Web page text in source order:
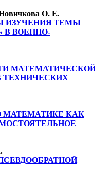
О. Е.
ИЗУЧЕНИЯ ТЕМЫ
В ВОЕННО-
МАТЕМАТИЧЕСКОЙ
ТЕХНИЧЕСКИХ
МАТЕМАТИКЕ КАК